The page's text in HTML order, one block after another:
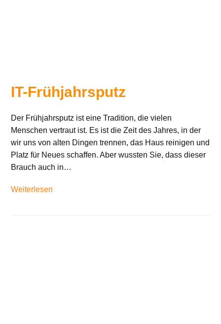
IT-Frühjahrsputz
Der Frühjahrsputz ist eine Tradition, die vielen
Menschen vertraut ist. Es ist die Zeit des Jahres, in der
wir uns von alten Dingen trennen, das Haus reinigen und
Platz für Neues schaffen. Aber wussten Sie, dass dieser
Brauch auch in…
Weiterlesen